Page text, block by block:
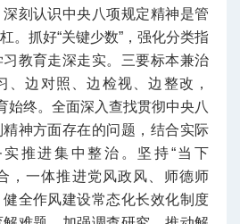
刻认识中央八项规定精神是管
。抓好“关键少数”，强化分类指
教育走深走实。 三要标本兼治
、边对照、边检视、边整改，
始终。全面深入查找贯彻中央八
神方面存在的问题，结合实际
推进集中整治。坚持“当下
，一体推进党风政风、师德师
全作风建设常态化长效化制度